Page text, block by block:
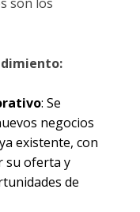
: Se
negocios
existente, con
su oferta y
de